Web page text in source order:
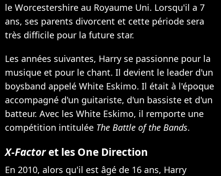
le Worcestershire au Royaume Uni. Lorsqu'il a 7
ans, ses parents divorcent et cette période sera
très difficile pour la future star.
Les années suivantes, Harry se passionne pour la
musique et pour le chant. Il devient le leader d'un
boysband appelé White Eskimo. Il était à l'époque
accompagné d'un guitariste, d'un bassiste et d'un
batteur. Avec les White Eskimo, il remporte une
compétition intitulée The Battle of the Bands.
X-Factoret les One Direction
En 2010, alors qu'il est âgé de 16 ans, Harry